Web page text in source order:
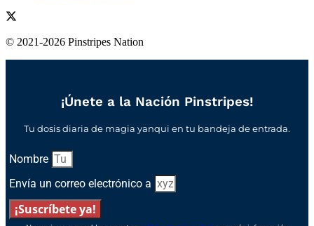
© 2021-2026 Pinstripes Nation
¡Únete a la Nación Pinstripes!
Tu dosis diaria de magia yanqui en tu bandeja de entrada.
Nombre
Envía un correo electrónico a
¡Suscríbete ya!